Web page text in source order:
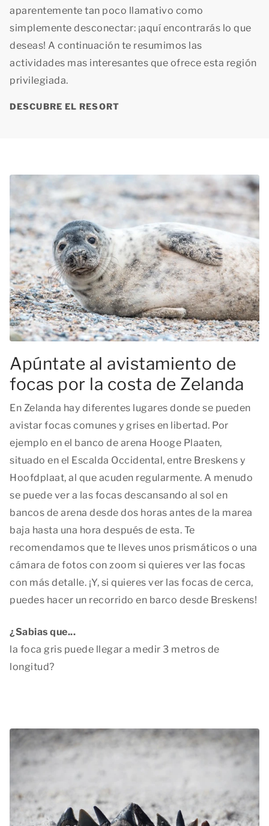
aparentemente tan poco llamativo como
simplemente desconectar: ¡aquí encontrarás lo que
deseas! A continuación te resumimos las
actividades mas interesantes que ofrece esta región
privilegiada.
DESCUBRE EL RESORT
Apúntate al avistamiento de
focas por la costa de Zelanda
En Zelanda hay diferentes lugares donde se pueden
avistar focas comunes y grises en libertad. Por
ejemplo en el banco de arena Hooge Plaaten,
situado en el Escalda Occidental, entre Breskens y
Hoofdplaat, al que acuden regularmente. A menudo
se puede ver a las focas descansando al sol en
bancos de arena desde dos horas antes de la marea
baja hasta una hora después de esta. Te
recomendamos que te lleves unos prismáticos o una
cámara de fotos con zoom si quieres ver las focas
con más detalle. ¡Y, si quieres ver las focas de cerca,
puedes hacer un recorrido en barco desde Breskens!
¿Sabias que...
la foca gris puede llegar a medir 3 metros de
longitud?